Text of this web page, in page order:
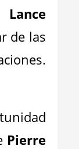
Lance
de las
Pierre